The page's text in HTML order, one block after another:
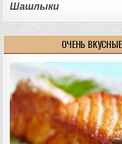
Шашлыки
ОЧЕНЬ